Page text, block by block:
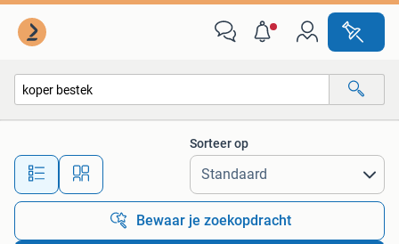
Alle afstanden…
Sorteer op
Bewaar je zoekopdracht